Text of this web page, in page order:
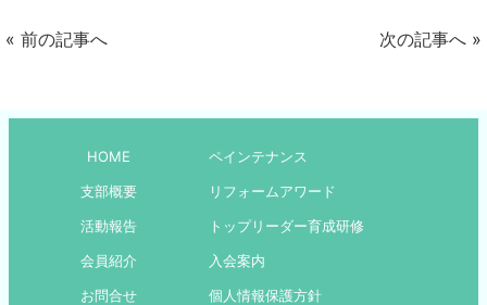
« 前の記事へ 次の記事へ »
HOME
支部概要
活動報告
会員紹介
お問合せ
ペインテナンス
リフォームアワード
トップリーダー育成研修
入会案内
個人情報保護方針